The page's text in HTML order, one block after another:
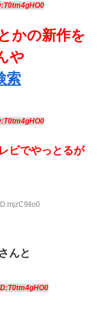
かの新作を
や
索
ビでやっとるが
んと